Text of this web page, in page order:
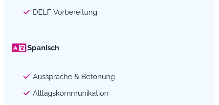
DELF Vorbereitung
Spanisch
Aussprache & Betonung
Alltagskommunikation